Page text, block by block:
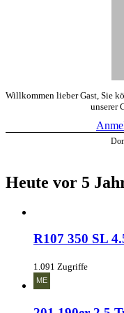
Willkommen lieber Gast, Sie
unserer
Heute vor 5
R107 350 SL
1.091 Zugriffe